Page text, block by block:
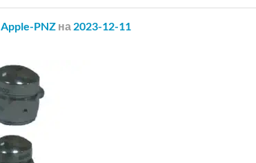
Apple-PNZ на 2023-12-11